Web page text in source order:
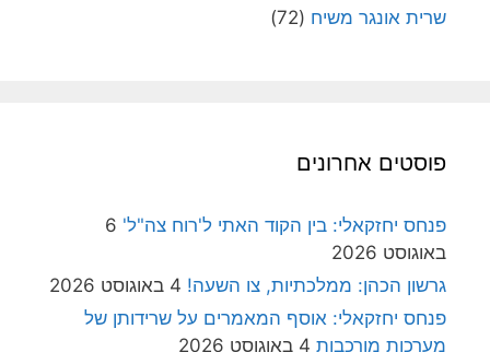
שרית אונגר משיח (72)
פוסטים אחרונים
פנחס יחזקאלי: בין הקוד האתי ל'רוח צה"ל' 6
באוגוסט 2026
גרשון הכהן: ממלכתיות, צו השעה! 4 באוגוסט 2026
פנחס יחזקאלי: אוסף המאמרים על שרידותן של
מערכות מורכבות 4 באוגוסט 2026